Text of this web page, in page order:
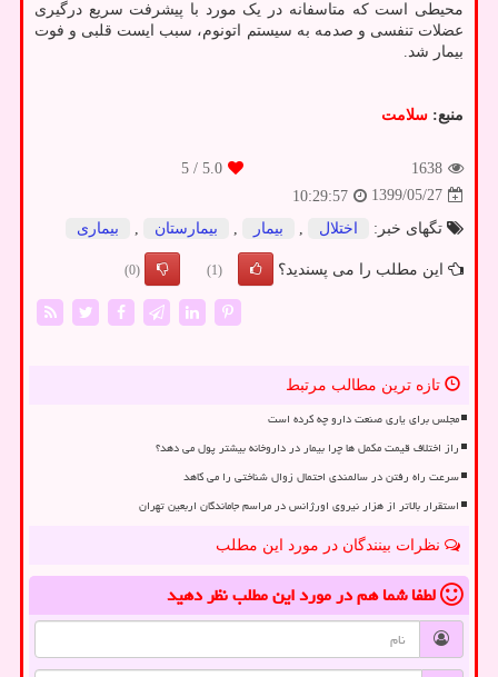
محیطی است که متاسفانه در یک مورد با پیشرفت سریع درگیری
عضلات تنفسی و صدمه به سیستم اتونوم، سبب ایست قلبی و فوت
بیمار شد.
منبع: سلامت
1638
5.0
/ 5
1399/05/27
10:29:57
تگهای خبر:
اختلال , بیمار , بیمارستان , بیماری
این مطلب را می پسندید؟ (1)
(0)
تازه ترین مطالب مرتبط
مجلس برای یاری صنعت دارو چه کرده است
راز اختلاف قیمت مکمل ها چرا بیمار در داروخانه بیشتر پول می دهد؟
سرعت راه رفتن در سالمندی احتمال زوال شناختی را می کاهد
استقرار بالاتر از هزار نیروی اورژانس در مراسم جاماندگان اربعین تهران
نظرات بینندگان در مورد این مطلب
لطفا شما همدر مورد این مطلبنظر دهید